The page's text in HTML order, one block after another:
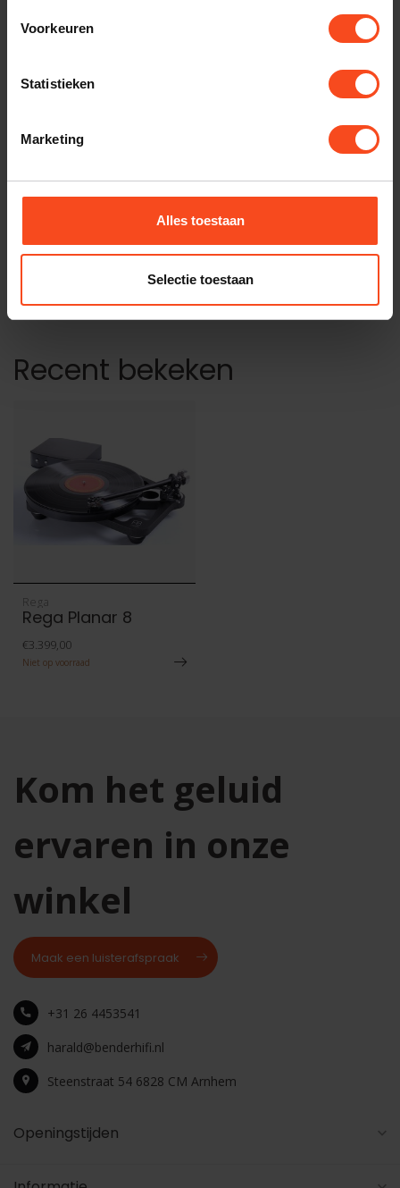
Voorkeuren
Statistieken
Marketing
Alles toestaan
Selectie toestaan
Chord Shawline DC for Rega
Op voorraad
Rega Planar 10
Op voorraad
€6.999,00
Hegel V10 €1.495,00
Recent bekeken
Rega
Rega Planar 8
€3.399,00
Niet op voorraad
Kom het geluid
ervaren in onze
winkel
Maak een luisterafspraak
+31 26 4453541
harald@benderhifi.nl
Steenstraat 54 6828 CM Arnhem
Openingstijden